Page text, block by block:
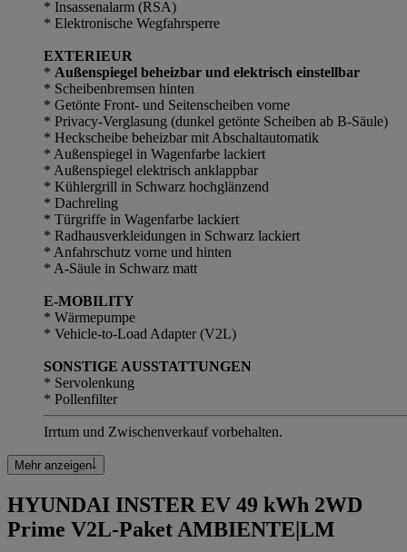
* Insassenalarm (RSA)
* Elektronische Wegfahrsperre
EXTERIEUR
* Außenspiegel beheizbar und elektrisch einstellbar
* Scheibenbremsen hinten
* Getönte Front- und Seitenscheiben vorne
* Privacy-Verglasung (dunkel getönte Scheiben ab B-Säule)
* Heckscheibe beheizbar mit Abschaltautomatik
* Außenspiegel in Wagenfarbe lackiert
* Außenspiegel elektrisch anklappbar
* Kühlergrill in Schwarz hochglänzend
* Dachreling
* Türgriffe in Wagenfarbe lackiert
* Radhausverkleidungen in Schwarz lackiert
* Anfahrschutz vorne und hinten
* A-Säule in Schwarz matt
E-MOBILITY
* Wärmepumpe
* Vehicle-to-Load Adapter (V2L)
SONSTIGE AUSSTATTUNGEN
* Servolenkung
* Pollenfilter
Irrtum und Zwischenverkauf vorbehalten.
Mehr anzeigen
HYUNDAI INSTER EV 49 kWh 2WD
Prime V2L-Paket AMBIENTE|LM